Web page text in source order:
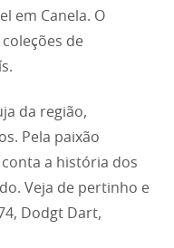
em Canela. O
de
da região,
Pela paixão
a história dos
Veja de pertinho e
Dodgt Dart,